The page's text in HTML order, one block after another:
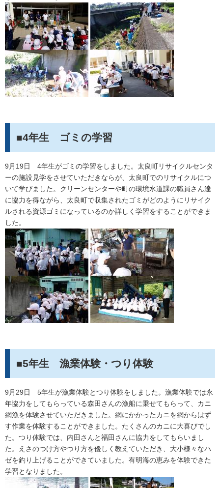
■4年生 ゴミの学習
9月19日 4年生がゴミの学習をしました。太良町リサイクルセンタ
ーの施設見学をさせていただきならが、太良町でのリサイクルにつ
いて学びました。クリーンセンターや町の環境水道課の職員さん達
に協力を得ながら、太良町で収集されたゴミがどのようにリサイク
ルされる資源ゴミになっているのか詳しく学習をすることができま
した。
■5年生 漁業体験・つり体験
9月29日 5年生が漁業体験とつり体験をしました。漁業体験では永
年協力をしてもらっている森田さんの漁船に乗せてもらって、カニ
網漁を体験させていただきました。網にかかったカニを網からはず
す作業を体験することができました。たくさんのカニに大喜びでし
た。つり体験では、内田さんと福田さんに協力をしてもらいまし
た。えさのつけ方やつり方を優しく教えていただき、大小様々なハ
ゼを釣り上げることができていました。有明海の恵みを体験できた
学習となりました。